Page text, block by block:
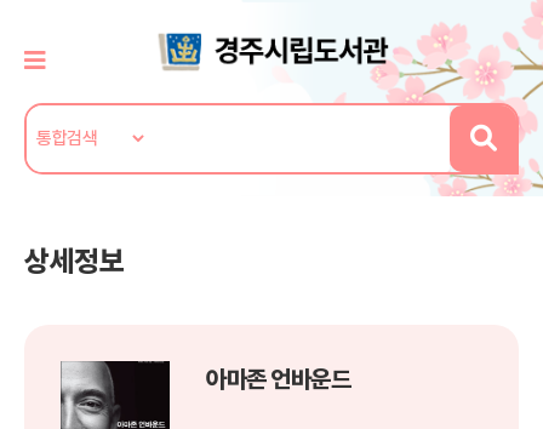
상세정보
아마존 언바운드